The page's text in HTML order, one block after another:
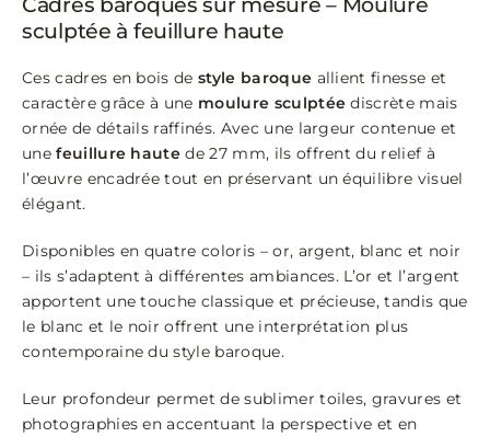
sculptée à feuillure haute
Ces cadres en bois destyle baroque allient finesse et
caractère grâce à une moulure sculptée discrète mais
ornée de détails raffinés. Avec une largeur contenue et
unefeuillure haute de 27 mm, ils offrent du relief à
l’œuvre encadrée tout en préservant un équilibre visuel
élégant.
Disponibles en quatre coloris – or, argent, blanc et noir
– ils s’adaptent à différentes ambiances. L’or et l’argent
apportent une touche classique et précieuse, tandis que
le blanc et le noir offrent une interprétation plus
contemporaine du style baroque.
Leur profondeur permet de sublimer toiles, gravures et
photographies en accentuant la perspective et en